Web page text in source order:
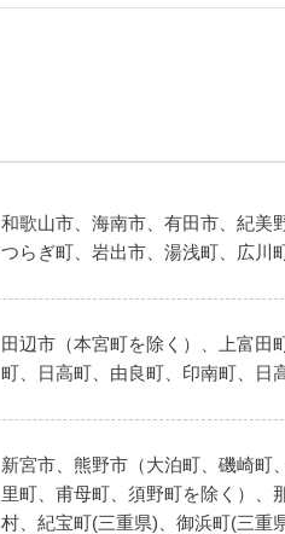
和歌山市、海南市、有田市、紀美
つらぎ町、岩出市、湯浅町、広川
田辺市（本宮町を除く）、上富田
町、日高町、由良町、印南町、日
新宮市、熊野市（大泊町、磯崎町
里町、甫母町、須野町を除く）、
村、紀宝町(三重県)、御浜町(三重